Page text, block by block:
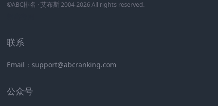
©ABC排名 · 艾布斯 2004-2026 All rights reserved.
联系
Email：support@abcranking.com
公众号